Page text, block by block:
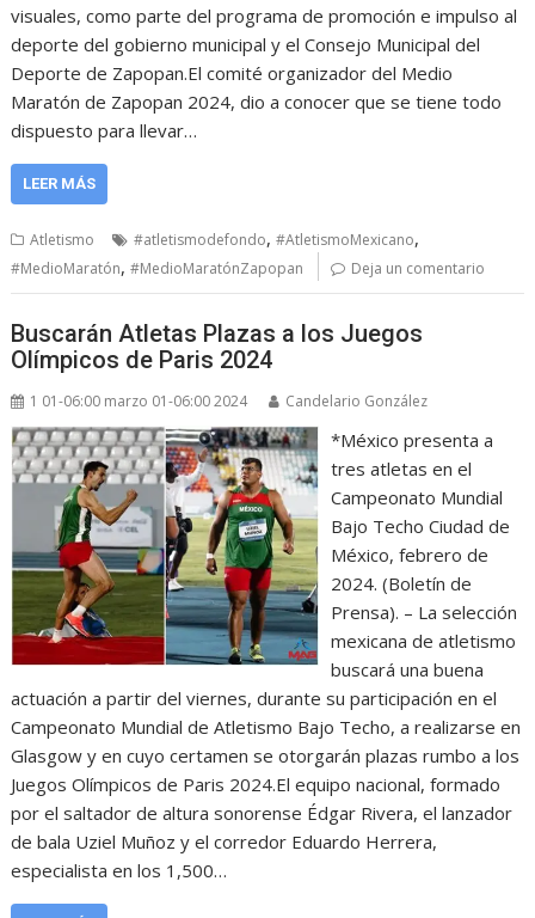
visuales, como parte del programa de promoción e impulso al
deporte del gobierno municipal y el Consejo Municipal del
Deporte de Zapopan.El comité organizador del Medio
Maratón de Zapopan 2024, dio a conocer que se tiene todo
dispuesto para llevar…
LEER MÁS
Atletismo #atletismodefondo,#AtletismoMexicano,
#MedioMaratón,#MedioMaratónZapopan Deja un comentario
Buscarán Atletas Plazas a los Juegos
Olímpicos de Paris 2024
1 01-06:00 marzo 01-06:00 2024 Candelario González
*México presenta a
tres atletas en el
Campeonato Mundial
Bajo Techo Ciudad de
México, febrero de
2024. (Boletín de
Prensa). – La selección
mexicana de atletismo
buscará una buena
actuación a partir del viernes, durante su participación en el
Campeonato Mundial de Atletismo Bajo Techo, a realizarse en
Glasgow y en cuyo certamen se otorgarán plazas rumbo a los
Juegos Olímpicos de Paris 2024.El equipo nacional, formado
por el saltador de altura sonorense Édgar Rivera, el lanzador
de bala Uziel Muñoz y el corredor Eduardo Herrera,
especialista en los 1,500…